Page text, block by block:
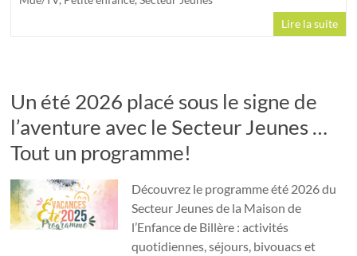
Lire la suite
Un été 2026 placé sous le signe de
l’aventure avec le Secteur Jeunes …
Tout un programme!
Découvrez le programme été 2026 du
Secteur Jeunes de la Maison de
l’Enfance de Billère : activités
quotidiennes, séjours, bivouacs et